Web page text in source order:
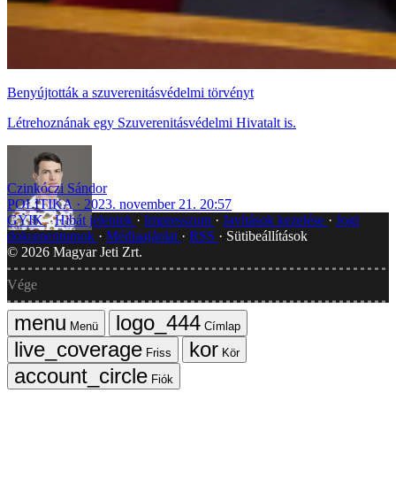
Benyújtották a szuverenitásvédelmi törvényt
Létrehoznának egy Szuverenitásvédelmi Hivatalt is.
Czinkóczi Sándor
POLITIKA
2023. november 21. 20:57
GYIK Hibát jelentek Impresszum Javítások kezelése
Jogi
dokumentumok
Médiaajánlat RSS
Sütibeállítások
© 2026 Magyar Jeti Zrt.
Vége
Menü
Címlap
Friss
Kör
Fiók